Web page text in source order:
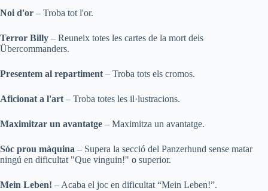
Noi d'or – Troba tot l'or.
Terror Billy – Reuneix totes les cartes de la mort dels
Übercommanders.
Presentem al repartiment – Troba tots els cromos.
Aficionat a l'art – Troba totes les il·lustracions.
Maximitzar un avantatge – Maximitza un avantatge.
Sóc prou màquina – Supera la secció del Panzerhund sense matar
ningú en dificultat "Que vinguin!" o superior.
Mein Leben! – Acaba el joc en dificultat “Mein Leben!”.